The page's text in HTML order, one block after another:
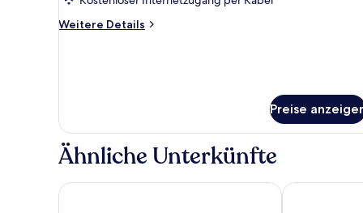
Weitere Details
Weitere
Kühlschrank
und
Mikrowelle
Preise
Ähnliche Unterkünfte
Super 8 by Wyndham Custer/Crazy Horse Area
Bavarian Inn